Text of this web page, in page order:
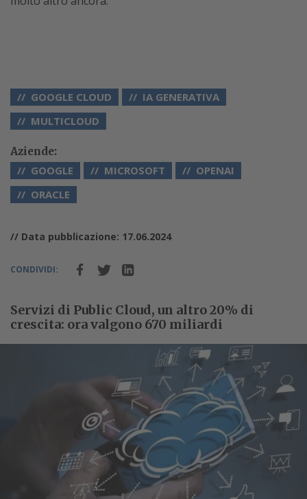
GOOGLE CLOUD
IA GENERATIVA
MULTICLOUD
Aziende:
GOOGLE MICROSOFT
OPENAI
ORACLE
// Data pubblicazione: 17.06.2024
CONDIVIDI:
Servizi di Public Cloud, un altro 20% di
crescita: ora valgono 670 miliardi